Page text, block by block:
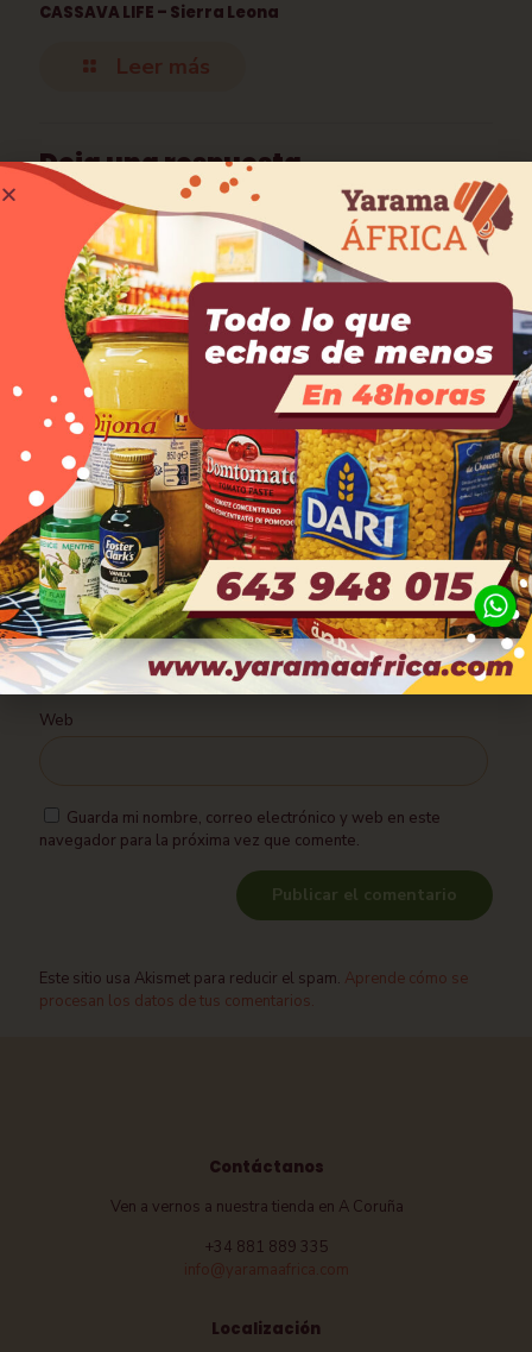
CASSAVA LIFE – Sierra Leona
Leer más
Deja una respuesta
Tu dirección de correo electrónico no será publicada.Los
campos obligatorios están marcados con
Comentario*
Nombre*
Correo electrónico*
Web
Guarda mi nombre, correo electrónico y web en este
navegador para la próxima vez que comente.
Este sitio usa Akismet para reducir el spam. Aprende cómo se
procesan los datos de tus comentarios.
Contáctanos
Ven a vernos a nuestra tienda en A Coruña
+34 881 889 335
Localización